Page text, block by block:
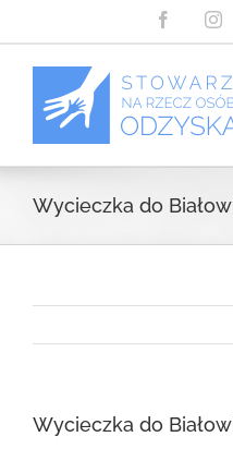
Facebook
Wycieczka do
Wycieczka do